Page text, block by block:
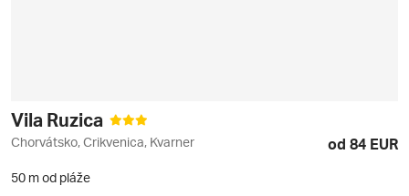
Vila Ruzica
Chorvátsko, Crikvenica, Kvarner od 84 EUR
50 m od pláže